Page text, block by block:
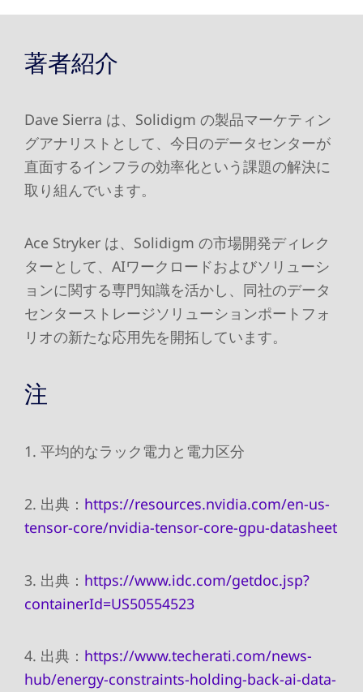
著者紹介
Dave Sierra は、Solidigm の製品マーケティン
グアナリストとして、今日のデータセンターが
直面するインフラの効率化という課題の解決に
取り組んでいます。
Ace Stryker は、Solidigm の市場開発ディレク
ターとして、AIワークロードおよびソリューシ
ョンに関する専門知識を活かし、同社のデータ
センターストレージソリューションポートフォ
リオの新たな応用先を開拓しています。
注
1. 平均的なラック電力と電力区分
2. 出典： https://resources.nvidia.com/en-us-
tensor-core/nvidia-tensor-core-gpu-datasheet
3. 出典： https://www.idc.com/getdoc.jsp?
containerId=US50554523
4. 出典： https://www.techerati.com/news-
hub/energy-constraints-holding-back-ai-data-